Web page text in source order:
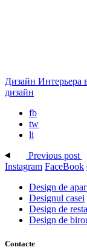
Дизайн Интерьера
дизайн
fb
tw
li
Previous post
Instagram FaceBook
Design de
Designul casei
Design de
Design de
Contacte